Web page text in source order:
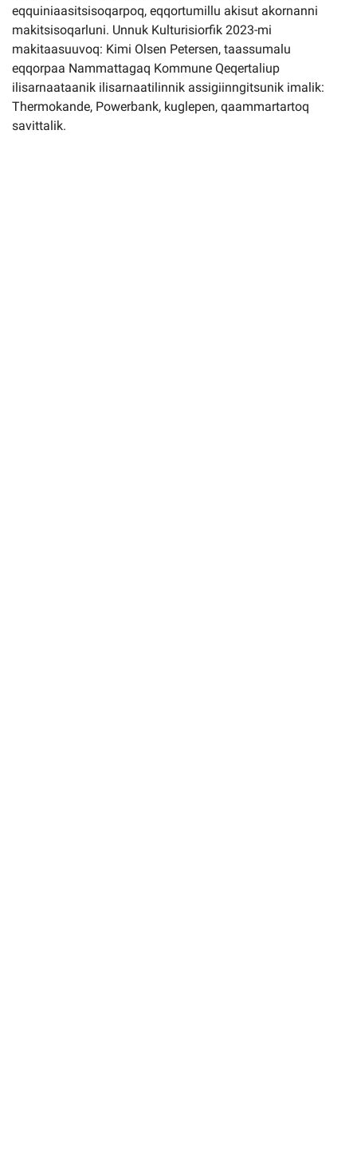
eqquiniaasitsisoqarpoq, eqqortumillu akisut akornanni
makitsisoqarluni. Unnuk Kulturisiorfik 2023-mi
makitaasuuvoq: Kimi Olsen Petersen, taassumalu
eqqorpaa Nammattagaq Kommune Qeqertaliup
ilisarnaataanik ilisarnaatilinnik assigiinngitsunik imalik:
Thermokande, Powerbank, kuglepen, qaammartartoq
savittalik.